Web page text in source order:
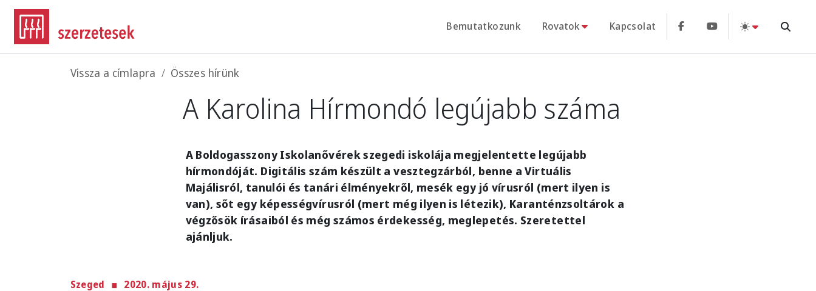
Ugrás a tartalomra
Bemutatkozunk Rovatok Kapcsolat
Morzsa
Vissza a címlapra Összes hírünk
A Karolina Hírmondó legújabb száma
A Boldogasszony Iskolanővérek szegedi iskolája megjelentette legújabb
hírmondóját. Digitális szám készült a vesztegzárból, benne a Virtuális
Majálisról, tanulói és tanári élményekről, mesék egy jó vírusról (mert ilyen is
van), sőt egy képességvírusról (mert még ilyen is létezik), Karanténzsoltárok a
végzősök írásaiból és még számos érdekesség, meglepetés. Szeretettel
ajánljuk.
Szeged 2020. május 29.